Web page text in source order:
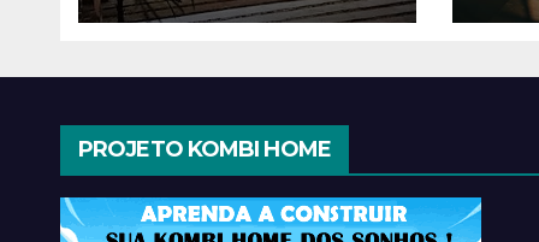
PROJETO KOMBI HOME